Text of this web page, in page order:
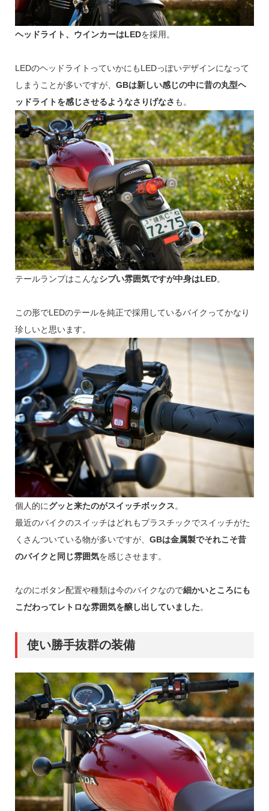
ヘッドライト、ウインカーはLEDを採用。
LEDのヘッドライトっていかにもLEDっぽいデザインになって
しまうことが多いですが、 GBは新しい感じの中に昔の丸型ヘ
ッドライトを感じさせるようなさりげなさ も。
テールランプはこんなシブい雰囲気ですが中身はLED。
この形でLEDのテールを純正で採用しているバイクってかなり
珍しいと思います。
個人的にグッと来たのがスイッチボックス。
最近のバイクのスイッチはどれもプラスチックでスイッチがた
くさんついている物が多いですが、 GBは金属製でそれこそ昔
のバイクと同じ雰囲気を感じさせます。
なのにボタン配置や種類は今のバイクなので細かいところにも
こだわってレトロな雰囲気を醸し出していました。
使い勝手抜群の装備